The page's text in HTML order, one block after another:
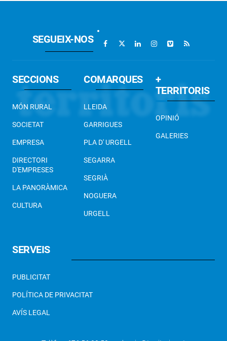
SEGUEIX-NOS
SECCIONS
MÓN RURAL
SOCIETAT
EMPRESA
DIRECTORI
D'EMPRESES
LA PANORÀMICA
CULTURA
COMARQUES
LLEIDA
GARRIGUES
PLA D' URGELL
SEGARRA
SEGRIÀ
NOGUERA
URGELL
+
TERRITORIS
OPINIÓ
GALERIES
SERVEIS
PUBLICITAT
POLÍTICA DE PRIVACITAT
AVÍS LEGAL